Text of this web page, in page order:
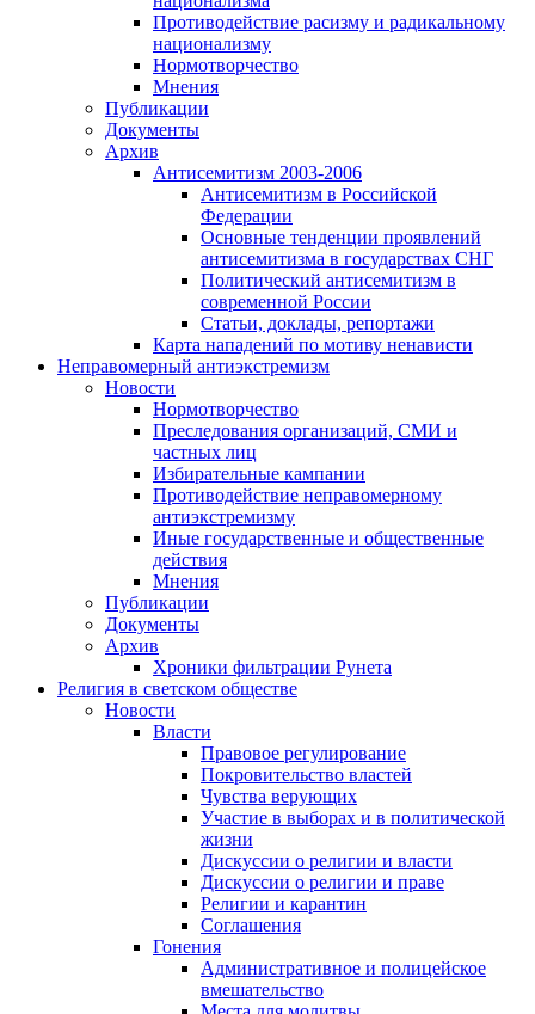
Противодействие расизму и радикальному
национализму
Нормотворчество
Мнения
Публикации
Документы
Архив
Антисемитизм 2003-2006
Антисемитизм в Российской
Федерации
Основные тенденции проявлений
антисемитизма в государствах СНГ
Политический антисемитизм в
современной России
Статьи, доклады, репортажи
Карта нападений по мотиву ненависти
Неправомерный антиэкстремизм
Новости
Нормотворчество
Преследования организаций, СМИ и
частных лиц
Избирательные кампании
Противодействие неправомерному
антиэкстремизму
Иные государственные и общественные
действия
Мнения
Публикации
Документы
Архив
Хроники фильтрации Рунета
Религия в светском обществе
Новости
Власти
Правовое регулирование
Покровительство властей
Чувства верующих
Участие в выборах и в политической
жизни
Дискуссии о религии и власти
Дискуссии о религии и праве
Религии и карантин
Соглашения
Гонения
Административное и полицейское
вмешательство